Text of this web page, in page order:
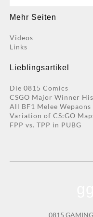
Mehr Seiten
Videos
Links
Lieblingsartikel
Die 0815 Comics
CSGO Major Winner
All BF1 Melee Wepaons
Variation of CS:GO
FPP vs. TPP in PUBG
0815 GAMING